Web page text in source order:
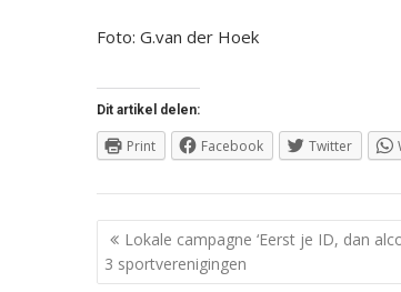
Foto: G.van der Hoek
Dit artikel delen:
Print Facebook Twitter
Berichtnavigatie
Lokale campagne ‘Eerst je ID, dan
3 sportverenigingen